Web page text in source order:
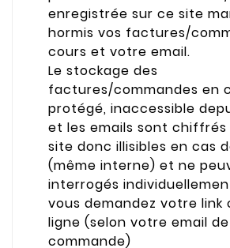
enregistrée sur ce site
hormis vos factures/
cours et votre email.
Le stockage des
factures/commandes en
protégé, inaccessible
et les emails sont
site donc illisibles en cas
(même interne) et ne
interrogés
vous demandez votre link
ligne (selon votre email de
commande)